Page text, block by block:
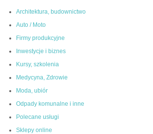
Architektura, budownictwo
Auto / Moto
Firmy produkcyjne
Inwestycje i biznes
Kursy, szkolenia
Medycyna, Zdrowie
Moda, ubiór
Odpady komunalne i inne
Polecane usługi
Sklepy online